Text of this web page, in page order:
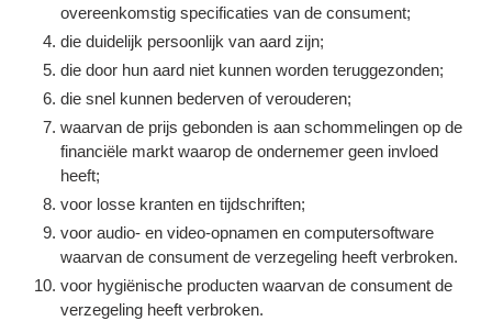
overeenkomstig specificaties van de consument;
die duidelijk persoonlijk van aard zijn;
die door hun aard niet kunnen worden teruggezonden;
die snel kunnen bederven of verouderen;
waarvan de prijs gebonden is aan schommelingen op de
financiële markt waarop de ondernemer geen invloed
heeft;
voor losse kranten en tijdschriften;
voor audio- en video-opnamen en computersoftware
waarvan de consument de verzegeling heeft verbroken.
voor hygiënische producten waarvan de consument de
verzegeling heeft verbroken.